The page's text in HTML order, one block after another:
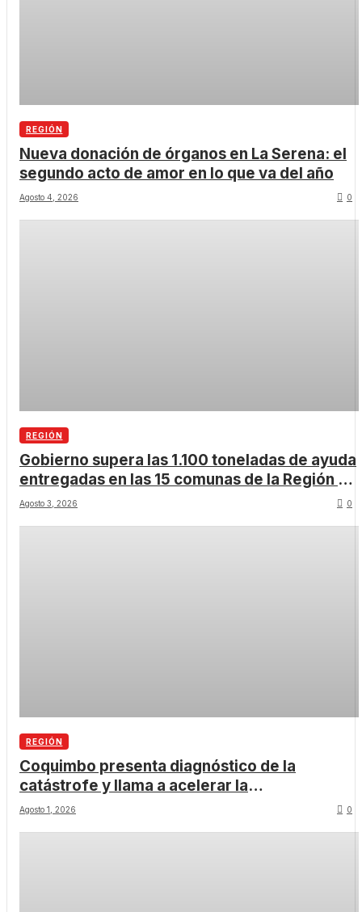
REGIÓN
Nueva donación de órganos en La Serena: el
segundo acto de amor en lo que va del año
Agosto 4, 2026 0
REGIÓN
Gobierno supera las 1.100 toneladas de ayuda
entregadas en las 15 comunas de la Región de
Coquimbo
Agosto 3, 2026 0
REGIÓN
Coquimbo presenta diagnóstico de la
catástrofe y llama a acelerar la
reconstrucción
Agosto 1, 2026 0